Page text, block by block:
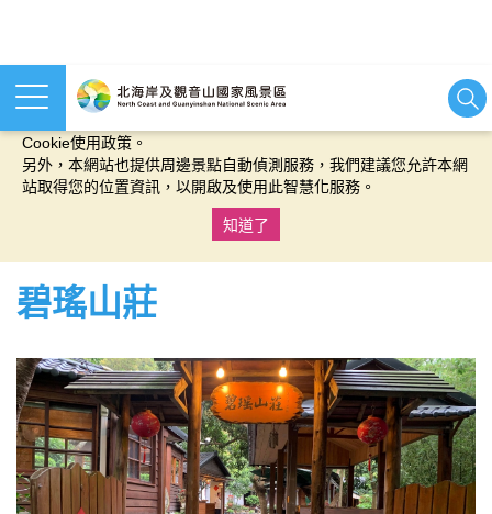
本網站使用cookies等相關技術以持續優化網站服務，並有助於為
Cookie使用政策。
另外，本網站也提供周邊景點自動偵測服務，我們建議您允許本網
站取得您的位置資訊，以開啟及使用此智慧化服務。
知道了
碧瑤山莊